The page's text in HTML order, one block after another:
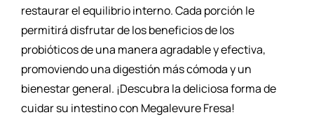
restaurar el equilibrio interno. Cada porción le
permitirá disfrutar de los beneficios de los
probióticos de una manera agradable y efectiva,
promoviendo una digestión más cómoda y un
bienestar general. ¡Descubra la deliciosa forma de
cuidar su intestino con Megalevure Fresa!